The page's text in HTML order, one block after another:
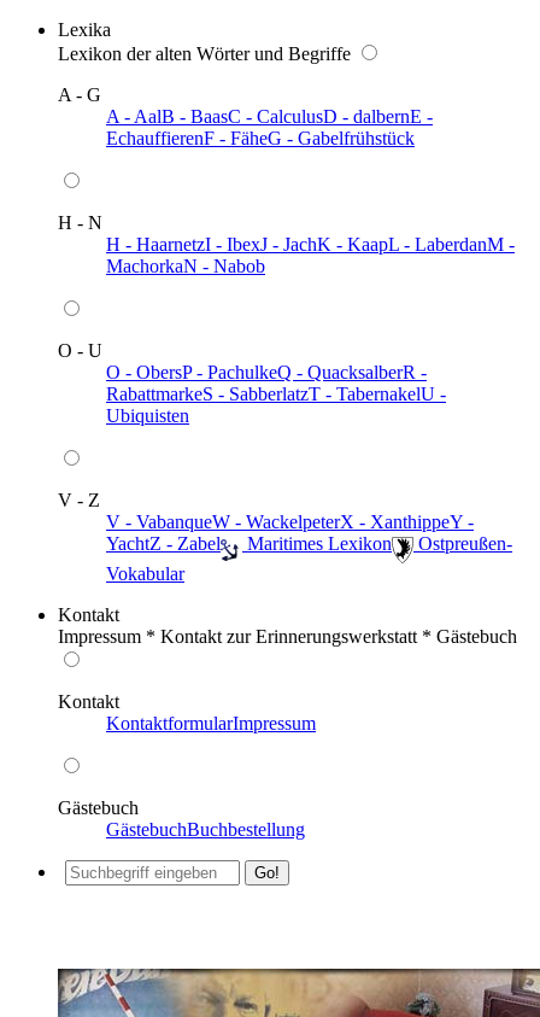
Lexika
Lexikon der alten Wörter und Begriffe
A - G
A - AalB - BaasC - CalculusD - dalbernE -
EchauffierenF - FäheG - Gabelfrühstück
H - N
H - HaarnetzI - IbexJ - JachK - KaapL - LaberdanM -
MachorkaN - Nabob
O - U
O - ObersP - PachulkeQ - QuacksalberR -
RabattmarkeS - SabberlatzT - TabernakelU -
Ubiquisten
V - Z
V - VabanqueW - WackelpeterX - XanthippeY -
YachtZ - Zabel ️ Maritimes Lexikon
️ Ostpreußen-
Vokabular
Kontakt
Impressum * Kontakt zur Erinnerungswerkstatt * Gästebuch
Kontakt
KontaktformularImpressum
Gästebuch
GästebuchBuchbestellung